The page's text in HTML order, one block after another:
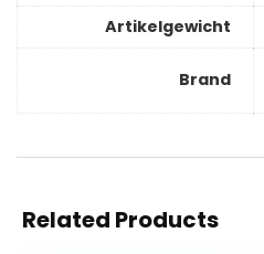
Artikelgewicht
Brand
Related Products